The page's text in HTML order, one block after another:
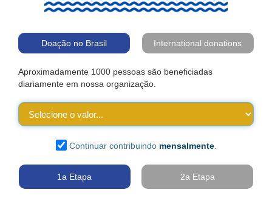
Doação no Brasil International donations
Aproximadamente 1000 pessoas são beneficiadas
diariamente em nossa organização.
Continuar contribuindo mensalmente.
1a Etapa 2a Etapa